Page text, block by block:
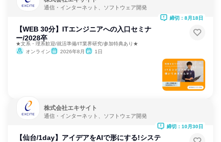
通信・インターネット、ソフトウェア開発
【WEB 30分】ITエンジニアへの入口セミナ
ー/2028卒
★文系・理系歓迎/就活準備/IT業界研究/参加特典あり★
オンライン
2026年8月 1日
締切：8月18日
株式会社エキサイト
通信・インターネット、ソフトウェア開発
【仙台/1day】アイデアをAIで形にする!システ
締切：10月30日